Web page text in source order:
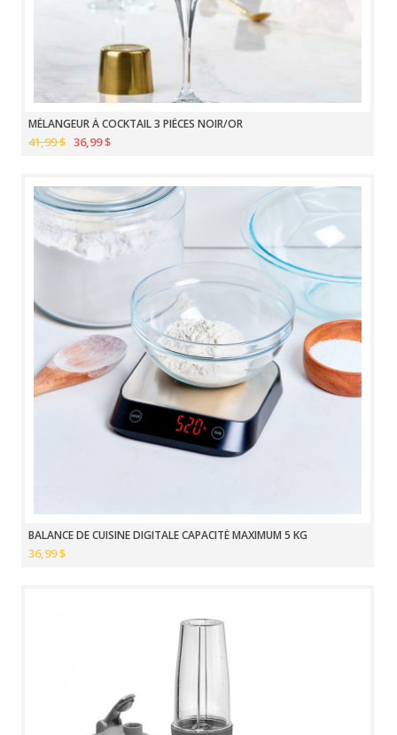
MÉLANGEUR À COCKTAIL 3 PIÈCES NOIR/OR
41,99 $ 36,99 $
BALANCE DE CUISINE DIGITALE CAPACITÉ MAXIMUM 5 KG
36,99 $